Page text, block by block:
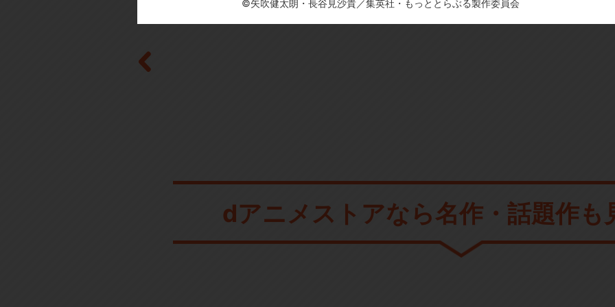
dアニメストアなら名作・話題作も
©矢吹健太朗・長谷見沙貴／集英社・もっととらぶる製作委員会